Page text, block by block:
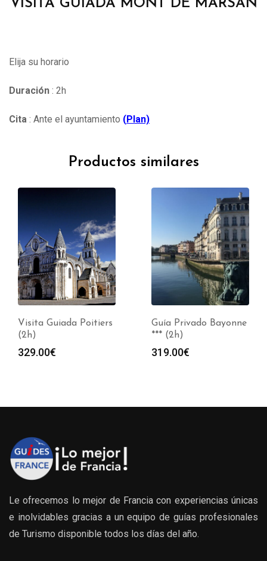
VISITA GUIADA MONT DE MARSAN
Elija su horario
Duración : 2h
Cita : Ante el ayuntamiento (Plan)
Productos similares
Visita Guiada Poitiers
(2h)
329.00€
Guía Privado Bayonne
*** (2h)
319.00€
Le ofrecemos lo mejor de Francia con experiencias únicas
e inolvidables gracias a un equipo de guías profesionales
de Turismo disponible todos los días del año.